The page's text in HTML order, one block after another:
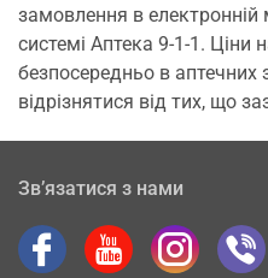
замовлення в електронній
системі Аптека 9-1-1. Ціни
безпосередньо в
відрізнятися від тих, що
Зв’язатися з нами